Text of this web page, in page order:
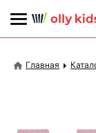
Главная